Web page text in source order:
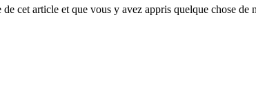
cet article et que vous y avez appris quelque chose